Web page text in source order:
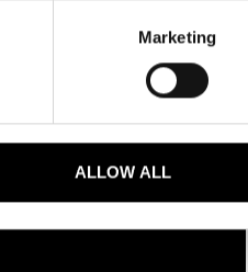
Marketing
ALLOW ALL